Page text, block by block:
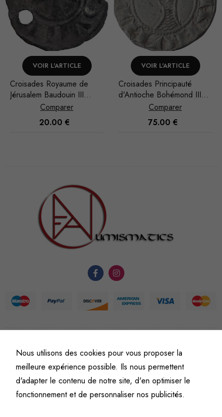
VOIR L'ARTICLE
Croisades Royaume de
Jérusalem Baudouin III
Comparer
20.00 €
VOIR L'ARTICLE
Croisades Principauté
d'Antioche Bohémond III
Comparer
75.00 €
© Fine art numismatics
Politique de confidentialitéConditions générales de vente et d’utilisation
Mentions légales
Nous utilisons des cookies pour vous proposer la
meilleure expérience possible. Ils nous permettent
d'adapter le contenu de notre site, d'en optimiser le
fonctionnement et de personnaliser nos publicités.
nous
puissions
fonctionnalité
structure du
site Web, en
fonction de
l'usage qu'il
en est fait.